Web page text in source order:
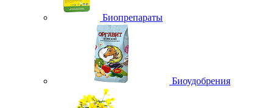
Биопрепараты
Биоудобрения